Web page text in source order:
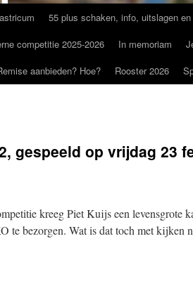
55 plus schaken, info, uitslagen
competitie 2025-2026 In memoriam
aanbieden? Hoe? Rooster 2026
gespeeld op vrijdag 23
kreeg Piet Kuijs een levensgrote
te bezorgen. Wat is dat toch met kijken